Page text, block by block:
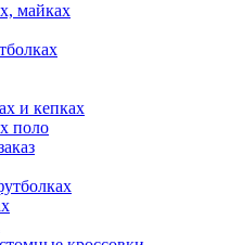
майках
и кепках
поло